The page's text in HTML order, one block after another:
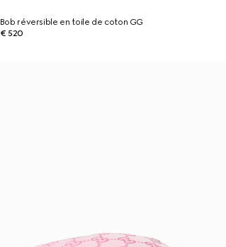
Bob réversible en toile de coton GG
€ 520